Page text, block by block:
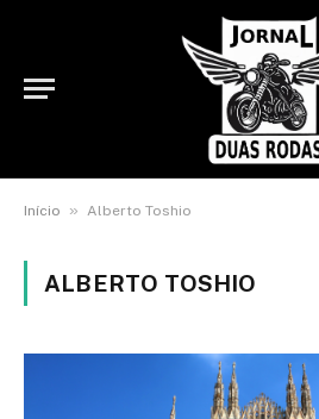
Início » Alberto Toshio
ALBERTO TOSHIO